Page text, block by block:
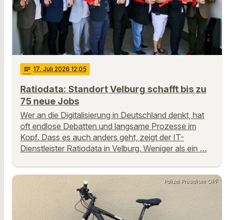
notes 17. Juli 2026 12:05
Ratiodata: Standort Velburg schafft bis zu
75 neue Jobs
Wer an die Digitalisierung in Deutschland denkt, hat
oft endlose Debatten und langsame Prozesse im
Kopf. Dass es auch anders geht, zeigt der IT-
Dienstleister Ratiodata in Velburg. Weniger als ein …
Polizei Präsidium OPF